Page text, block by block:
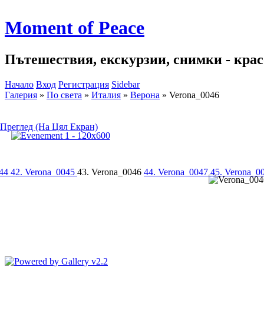
Moment of Peace
Пътешествия, екскурзии, снимки -
Начало Вход Регистрация Sidebar
Галерия » По света » Италия » Верона » Verona_0046
Преглед (На Цял Екран)
42. Verona_0045 43. Verona_0046 44. Verona_004745.